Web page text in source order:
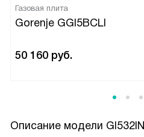
Газовая плита
Gorenje GGI5BCLI
50 160 руб.
Описание модели GI532INI